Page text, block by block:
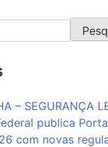
– SEGURANÇA
publica
com novas